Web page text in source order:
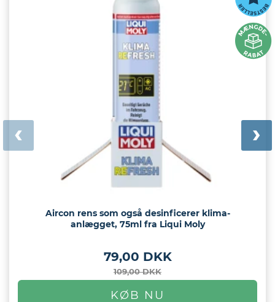
Aircon rens som også desinficerer klima-
anlægget, 75ml fra Liqui Moly
79,00 DKK
109,00 DKK